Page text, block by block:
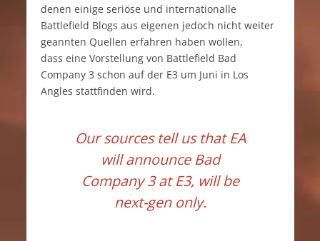
denen einige seriöse und internationalle
Battlefield Blogs aus eigenen jedoch nicht weiter
geannten Quellen erfahren haben wollen,
dass eine Vorstellung von Battlefield Bad
Company 3 schon auf der E3 um Juni in Los
Angles stattfinden wird.
Our sources tell us that EA
will announce Bad
Company 3 at E3, will be
next-gen only.